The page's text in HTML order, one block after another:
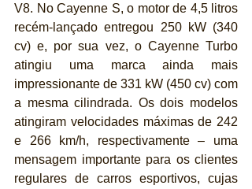
V8. No Cayenne S, o motor de 4,5 litros
recém-lançado entregou 250 kW (340
cv) e, por sua vez, o Cayenne Turbo
atingiu uma marca ainda mais
impressionante de 331 kW (450 cv) com
a mesma cilindrada. Os dois modelos
atingiram velocidades máximas de 242
e 266 km/h, respectivamente – uma
mensagem importante para os clientes
regulares de carros esportivos, cujas